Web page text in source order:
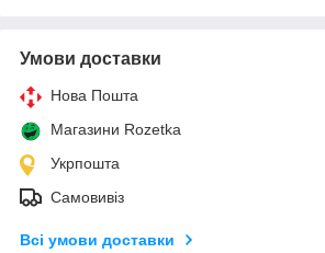
Умови доставки
Нова Пошта
Магазини Rozetka
Укрпошта
Самовивіз
Всі умови доставки